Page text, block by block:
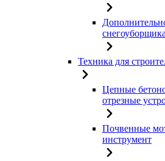
Техника для
Цепные
отрезные
Почвенные
инструмент